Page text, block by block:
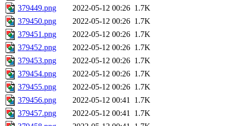
379449.png
2022-05-12 00:26 1.7K
379450.png
2022-05-12 00:26 1.7K
379451.png
2022-05-12 00:26 1.7K
379452.png
2022-05-12 00:26 1.7K
379453.png
2022-05-12 00:26 1.7K
379454.png
2022-05-12 00:26 1.7K
379455.png
2022-05-12 00:26 1.7K
379456.png
2022-05-12 00:41 1.7K
379457.png
2022-05-12 00:41 1.7K